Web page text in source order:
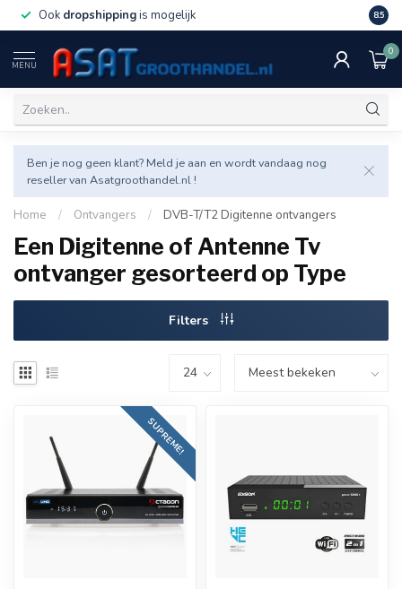
Ook dropshippingis mogelijk Veel
8.5
MENU
0
Ben je nog geen klant? Meld je aan en wordt vandaag nog
reseller van Asatgroothandel.nl !
Home / Ontvangers / DVB-T/T2 Digitenne ontvangers
Een Digitenne of Antenne Tv
ontvanger gesorteerd op Type
Filters
SUPREME!